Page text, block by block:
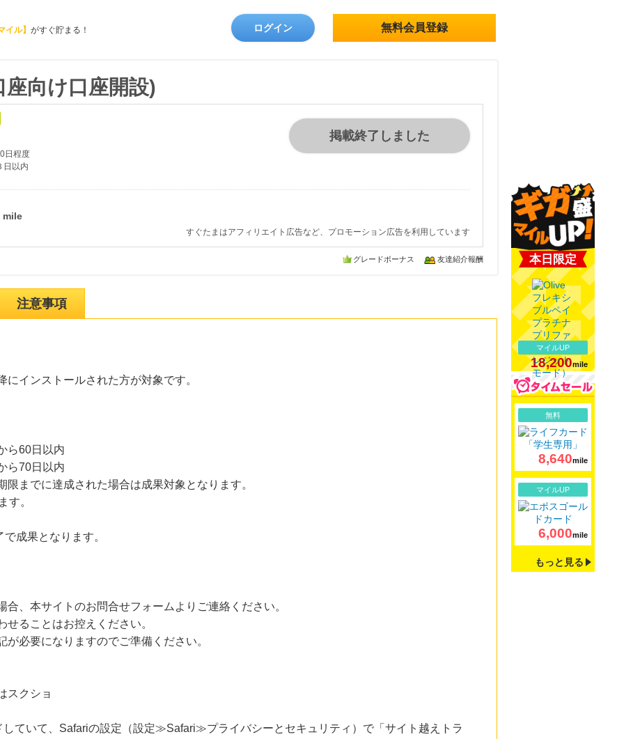
イル】 がすぐ貯まる！ ログイン 無料会員登録
向け口座開設)
日程度
日以内
掲載終了しました
すぐたまはアフィリエイト広告など、プロモーション広告を利用しています
グレードボーナス 友達紹介報酬
注意事項
インストールされた方が対象です。
60日以内
ら70日以内
までに達成された場合は成果対象となります。
す。
成果となります。
合、本サイトのお問合せフォームよりご連絡ください。
ることはお控えください。
必要になりますのでご準備ください。
スクショ
ていて、Safariの設定（設定≫Safari≫プライバシーとセキュリティ）で「サイト越えトラ
本日限定
マイルUP
18,200mile
無料
8,640mile
マイルUP
6,000mile
もっと見る